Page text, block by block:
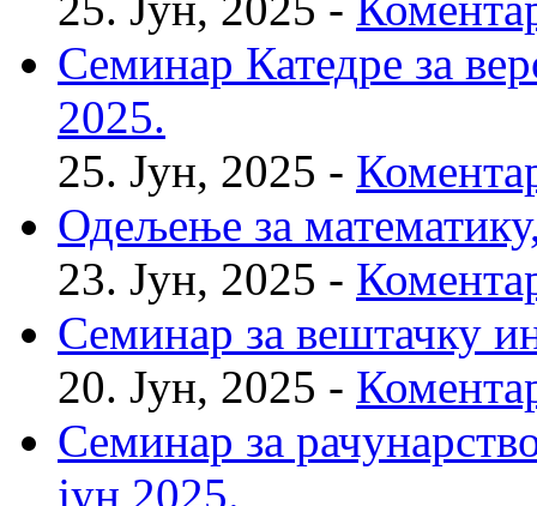
Семинар Катедре за
2025.
25. Јун, 2025 -
Одељење за
23. Јун, 2025 -
Семинар за вештачку
20. Јун, 2025 -
Семинар за
јун 2025.